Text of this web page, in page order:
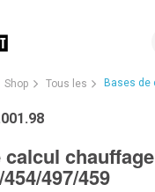
Shop Tous les Bases de
calcul
497/459